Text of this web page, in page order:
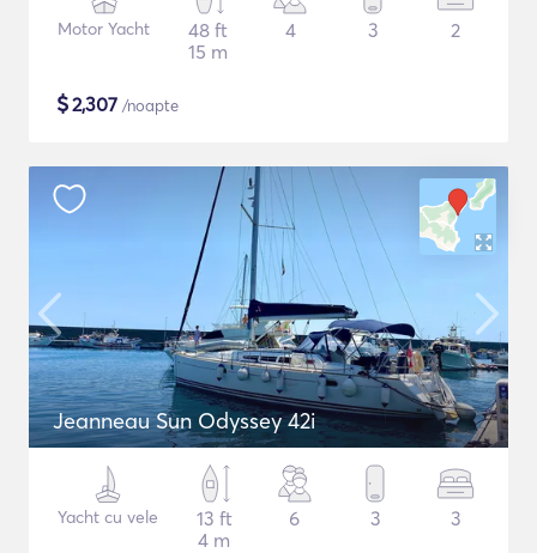
Motor Yacht
48 ft
15 m
4 3 2
$2,307 /noapte
Jeanneau Sun Odyssey 42i
Yacht cu vele
13 ft
4 m
6 3 3